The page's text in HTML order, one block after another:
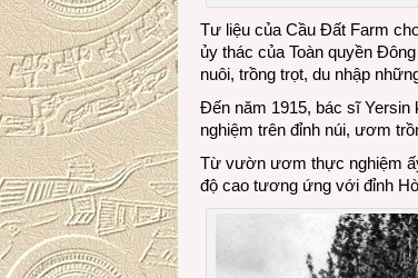
Tư liệu của Cầu Đất Farm
ủy thác của Toàn quyền
nuôi, trồng trọt, du nhập
Đến năm 1915, bác sĩ Yersin
nghiệm trên đỉnh núi, ươm
Từ vườn ươm thực nghiệm
độ cao tương ứng với đỉnh